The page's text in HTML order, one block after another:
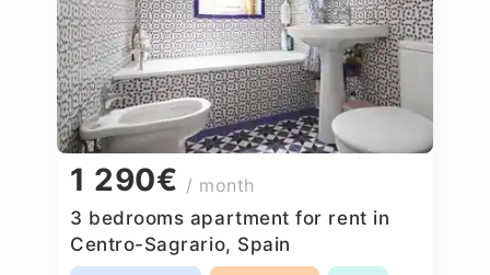
1 290€ / month
3 bedrooms apartment for rent in
Centro-Sagrario, Spain